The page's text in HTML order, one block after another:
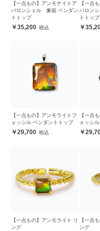
【一点もの】アンモナイトア
バロンシェル 象嵌 ペンダン
トトップ
35,200
【一点
バロン
トトップ
【一点もの】アンモライトフ
ォッシル ペンダントトップ
29,700
【一点
ォッシ
【一点もの】アンモライト リ
ング
【一点
ング